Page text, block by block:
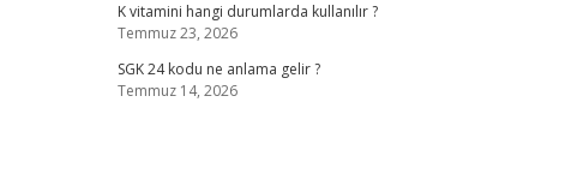
K vitamini hangi durumlarda kullanılır ?
Temmuz 23, 2026
SGK 24 kodu ne anlama gelir ?
Temmuz 14, 2026